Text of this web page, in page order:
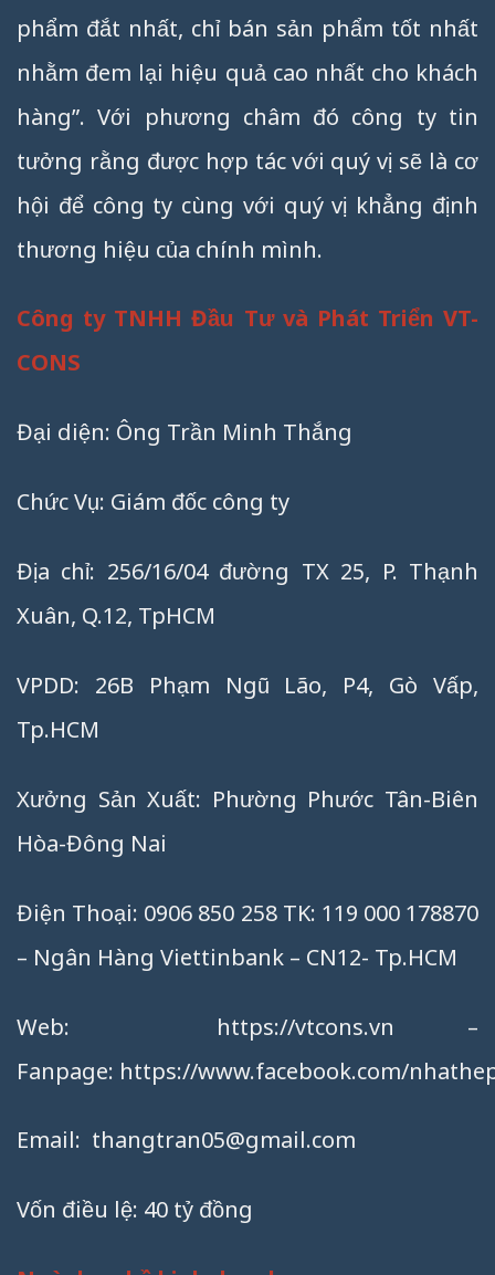
phẩm đắt nhất, chỉ bán sản phẩm tốt nhất
nhằm đem lại hiệu quả cao nhất cho khách
hàng”. Với phương châm đó công ty tin
tưởng rằng được hợp tác với quý vị sẽ là cơ
hội để công ty cùng với quý vị khẳng định
thương hiệu của chính mình.
Công ty TNHH Đầu Tư và Phát Triển VT-
CONS
Đại diện: Ông Trần Minh Thắng
Chức Vụ: Giám đốc công ty
Địa chỉ: 256/16/04 đường TX 25, P. Thạnh
Xuân, Q.12, TpHCM
VPDD: 26B Phạm Ngũ Lão, P4, Gò Vấp,
Tp.HCM
Xưởng Sản Xuất: Phường Phước Tân-Biên
Hòa-Đông Nai
Điện Thoại: 0906 850 258 TK: 119 000 178870
– Ngân Hàng Viettinbank – CN12- Tp.HCM
Web: https://vtcons.vn –
Fanpage: https://www.facebook.com/
Email: thangtran05@gmail.com
Vốn điều lệ: 40 tỷ đồng